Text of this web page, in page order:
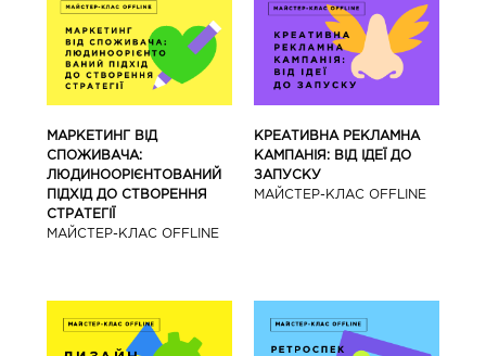
МАРКЕТИНГ ВІД
СПОЖИВАЧА:
ЛЮДИНООРІЄНТОВАНИЙ
ПІДХІД ДО СТВОРЕННЯ
СТРАТЕГІЇ
МАЙCТЕР-КЛАС OFFLINE
КРЕАТИВНА РЕКЛАМНА
КАМПАНІЯ: ВІД ІДЕЇ ДО
ЗАПУСКУ
МАЙCТЕР-КЛАС OFFLINE